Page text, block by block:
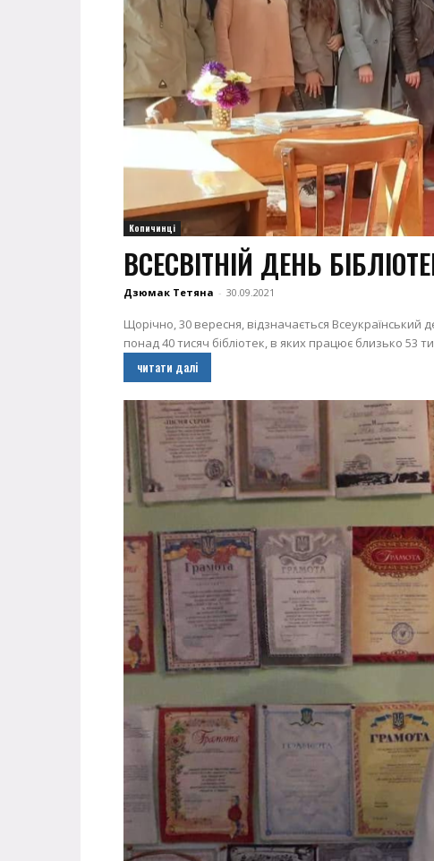
Копичинці
ВСЕСВІТНІЙ ДЕНЬ
Дзюмак Тетяна - 30.09.2021
Щорічно, 30 вересня, відзначається Всеукраїнський
понад 40 тисяч бібліотек, в яких працює близько 53
читати далі